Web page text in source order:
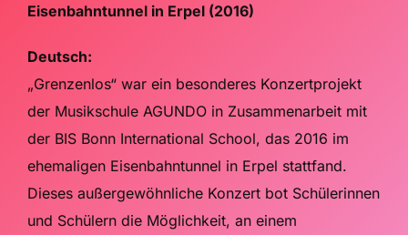
Eisenbahntunnel in Erpel (2016)
Deutsch:
„Grenzenlos“ war ein besonderes Konzertprojekt
der Musikschule AGUNDO in Zusammenarbeit mit
der BIS Bonn International School, das 2016 im
ehemaligen Eisenbahntunnel in Erpel stattfand.
Dieses außergewöhnliche Konzert bot Schülerinnen
und Schülern die Möglichkeit, an einem